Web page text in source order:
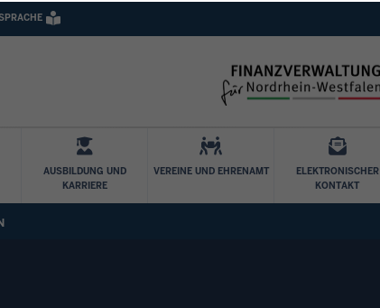
AUSBILDUNG UND
KARRIERE
VEREINE UND EHRENAMT
ELEKTRONISCHER
KONTAKT